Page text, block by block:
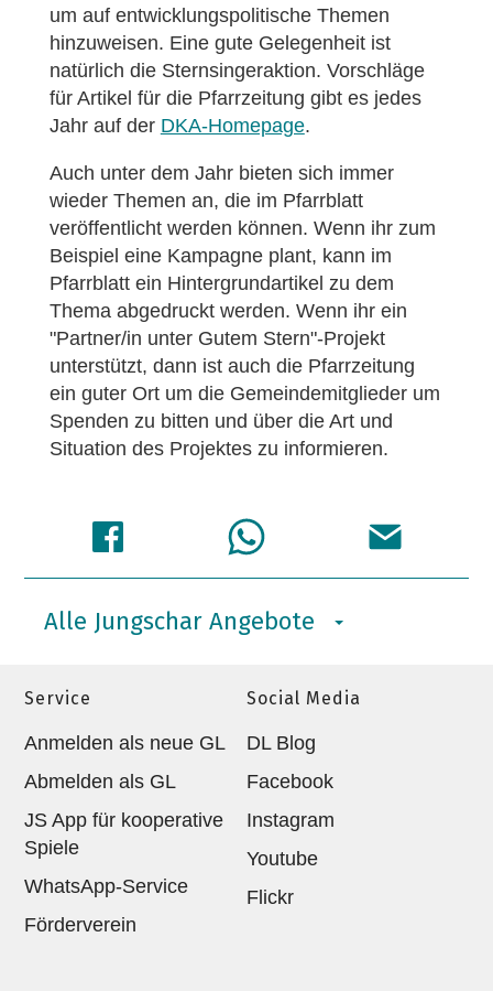
um auf entwicklungspolitische Themen
hinzuweisen. Eine gute Gelegenheit ist
natürlich die Sternsingeraktion. Vorschläge
für Artikel für die Pfarrzeitung gibt es jedes
Jahr auf der DKA-Homepage.
Auch unter dem Jahr bieten sich immer
wieder Themen an, die im Pfarrblatt
veröffentlicht werden können. Wenn ihr zum
Beispiel eine Kampagne plant, kann im
Pfarrblatt ein Hintergrundartikel zu dem
Thema abgedruckt werden. Wenn ihr ein
"Partner/in unter Gutem Stern"-Projekt
unterstützt, dann ist auch die Pfarrzeitung
ein guter Ort um die Gemeindemitglieder um
Spenden zu bitten und über die Art und
Situation des Projektes zu informieren.
Alle Jungschar Angebote
Service
Anmelden als neue GL
Abmelden als GL
JS App für kooperative
Spiele
WhatsApp-Service
Förderverein
Social Media
DL Blog
Facebook
Instagram
Youtube
Flickr